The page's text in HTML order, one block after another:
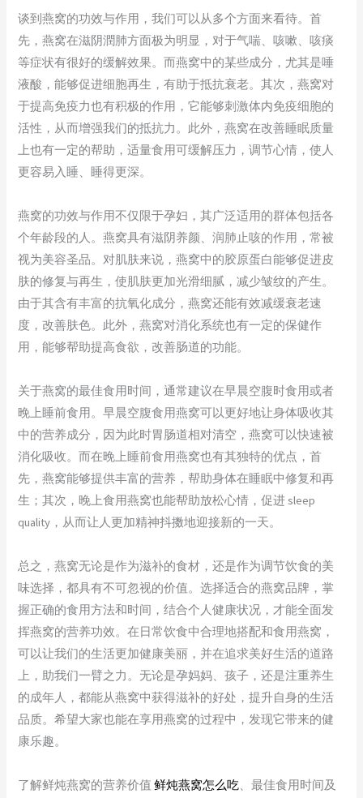
谈到燕窝的功效与作用，我们可以从多个方面来看待。首
先，燕窝在滋阴潤肺方面极为明显，对于气喘、咳嗽、咳痰
等症状有很好的缓解效果。而燕窝中的某些成分，尤其是唾
液酸，能够促进细胞再生，有助于抵抗衰老。其次，燕窝对
于提高免疫力也有积极的作用，它能够刺激体内免疫细胞的
活性，从而增强我们的抵抗力。此外，燕窝在改善睡眠质量
上也有一定的帮助，适量食用可缓解压力，调节心情，使人
更容易入睡、睡得更深。
燕窝的功效与作用不仅限于孕妇，其广泛适用的群体包括各
个年龄段的人。燕窝具有滋阴养颜、润肺止咳的作用，常被
视为美容圣品。对肌肤来说，燕窝中的胶原蛋白能够促进皮
肤的修复与再生，使肌肤更加光滑细腻，减少皱纹的产生。
由于其含有丰富的抗氧化成分，燕窝还能有效减缓衰老速
度，改善肤色。此外，燕窝对消化系统也有一定的保健作
用，能够帮助提高食欲，改善肠道的功能。
关于燕窝的最佳食用时间，通常建议在早晨空腹时食用或者
晚上睡前食用。早晨空腹食用燕窝可以更好地让身体吸收其
中的营养成分，因为此时胃肠道相对清空，燕窝可以快速被
消化吸收。而在晚上睡前食用燕窝也有其独特的优点，首
先，燕窝能够提供丰富的营养，帮助身体在睡眠中修复和再
生；其次，晚上食用燕窝也能帮助放松心情，促进 sleep
quality，从而让人更加精神抖擞地迎接新的一天。
总之，燕窝无论是作为滋补的食材，还是作为调节饮食的美
味选择，都具有不可忽视的价值。选择适合的燕窝品牌，掌
握正确的食用方法和时间，结合个人健康状况，才能全面发
挥燕窝的营养功效。在日常饮食中合理地搭配和食用燕窝，
可以让我们的生活更加健康美丽，并在追求美好生活的道路
上，助我们一臂之力。无论是孕妈妈、孩子，还是注重养生
的成年人，都能从燕窝中获得滋补的好处，提升自身的生活
品质。希望大家也能在享用燕窝的过程中，发现它带来的健
康乐趣。
了解鲜炖燕窝的营养价值鲜炖燕窝怎么吃、最佳食用时间及